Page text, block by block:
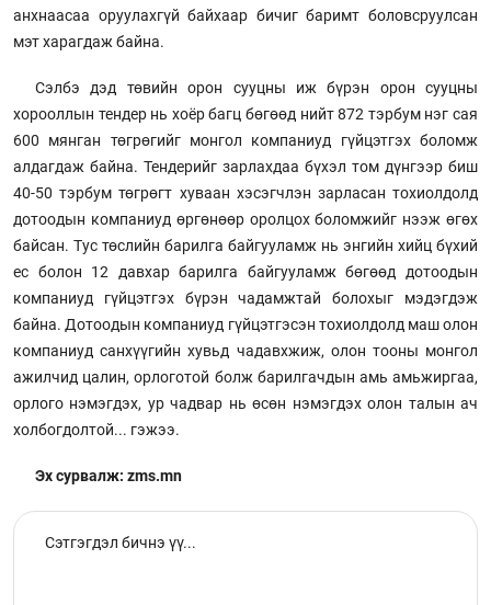
анхнаасаа оруулахгүй байхаар бичиг баримт боловсруулсан
мэт харагдаж байна.
Сэлбэ дэд төвийн орон сууцны иж бүрэн орон сууцны
хорооллын тендер нь хоёр багц бөгөөд нийт 872 тэрбум нэг сая
600 мянган төгрөгийг монгол компаниуд гүйцэтгэх боломж
алдагдаж байна. Тендерийг зарлахдаа бүхэл том дүнгээр биш
40-50 тэрбум төгрөгт хуваан хэсэгчлэн зарласан тохиолдолд
дотоодын компаниуд өргөнөөр оролцох боломжийг нээж өгөх
байсан. Тус төслийн барилга байгууламж нь энгийн хийц бүхий
ес болон 12 давхар барилга байгууламж бөгөөд дотоодын
компаниуд гүйцэтгэх бүрэн чадамжтай болохыг мэдэгдэж
байна. Дотоодын компаниуд гүйцэтгэсэн тохиолдолд маш олон
компаниуд санхүүгийн хувьд чадавхжиж, олон тооны монгол
ажилчид цалин, орлоготой болж барилгачдын амь амьжиргаа,
орлого нэмэгдэх, ур чадвар нь өсөн нэмэгдэх олон талын ач
холбогдолтой... гэжээ.
Эх сурвалж: zms.mn